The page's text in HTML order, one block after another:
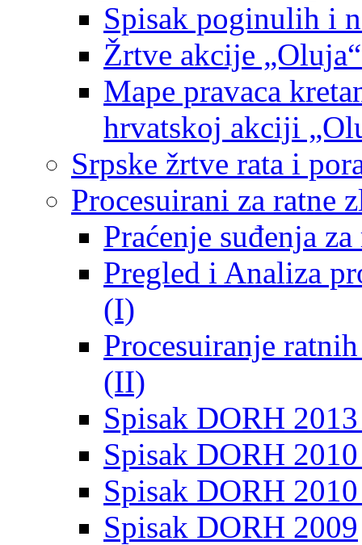
Spisak poginulih i
Žrtve akcije
Mape pravaca
hrvatskoj akciji
Srpske žrtve rata i
Procesuirani za ratne
Praćenje suđenja
Pregled i Analiza
(I)
Procesuiranje
(II)
Spisak DORH
Spisak DORH
Spisak DORH
Spisak DORH 2009